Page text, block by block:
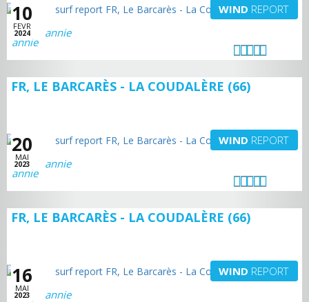
10
FEVR
2024
WIND REPORT
annie
FR, LE BARCARÈS - LA COUDALÈRE (66)
20
MAI
2023
WIND REPORT
annie
FR, LE BARCARÈS - LA COUDALÈRE (66)
16
MAI
2023
WIND REPORT
annie